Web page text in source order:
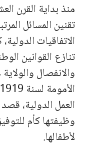
منذ بداية القرن
تقنين المسائل
تنازع القوانين
والانفصال
العمل الدولية،
وظيفتها كأم
لأطفالها.